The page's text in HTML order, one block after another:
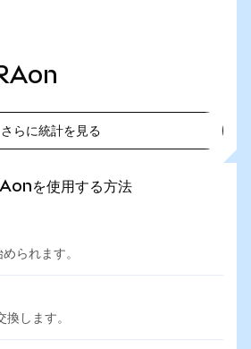
さらに統計を見る
を使用する方法
られます。
します。